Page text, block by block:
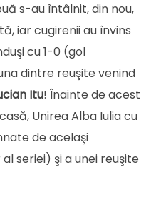
s-au întâlnit, din nou,
iar cugirenii au învins
cu 1-0 (gol
dintre reuşite venind
Itu! Înainte de acest
Unirea Alba Iulia cu
de acelaşi
seriei) şi a unei reuşite